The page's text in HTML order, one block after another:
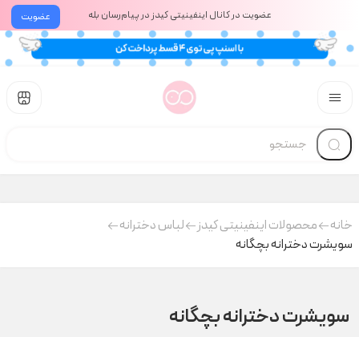
عضویت عضویت در کانال اینفینیتی کیدز در پیام‌رسان بله
خانه محصولات اینفینیتی کیدز
لباس دخترانه
سویشرت دخترانه بچگانه
سویشرت دخترانه بچگانه